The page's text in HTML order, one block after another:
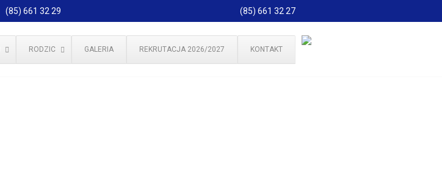
(85) 661 32 29 (85) 661 32 27
RODZIC GALERIA REKRUTACJA 2026/2027 KONTAKT